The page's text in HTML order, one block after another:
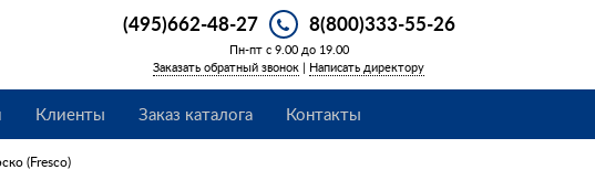
(495)662-48-27 8(800)333-55-26
Пн-пт с 9.00 до 19.00
Заказать обратный звонок | Написать директору
Клиенты Заказ каталога Контакты
(Fresco)